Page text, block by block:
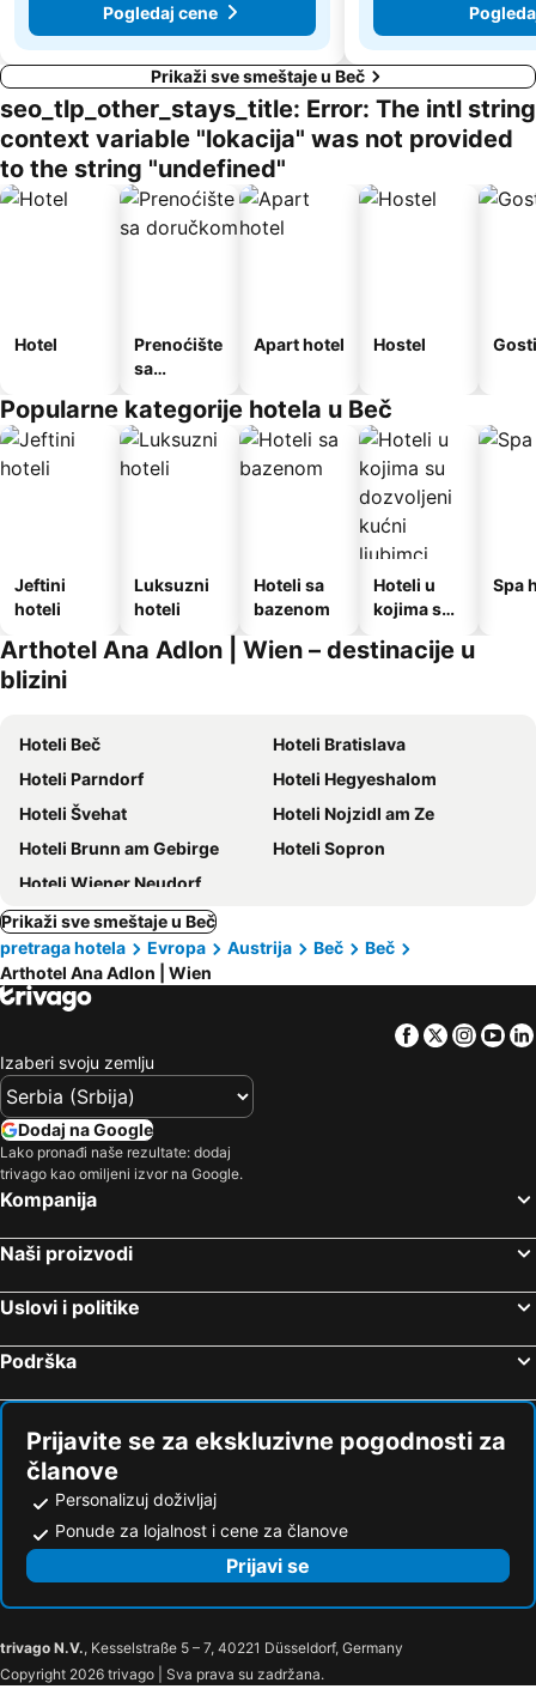
Pogledaj cene
Prikaži sve smeštaje u Beč
seo_tlp_other_stays_title: Error: The intl string
context variable "lokacija" was not provided
to the string "undefined"
Hotel
Prenoćište
sa
Apart hotel Hostel
Popularne kategorije hotela u Beč
Jeftini
hoteli
Luksuzni
hoteli
Hoteli sa
bazenom
Hoteli u
kojima su
kućni
Spa
Arthotel Ana Adlon | Wien – destinacije u
blizini
Hoteli Beč
Hoteli Bratislava
Hoteli Parndorf
Hoteli Hegyeshalom
Hoteli Švehat
Hoteli Nojzidl am Ze
Hoteli Brunn am Gebirge
Hoteli Sopron
Hoteli Wiener Neudorf
Prikaži sve smeštaje u Beč
pretraga hotela
Evropa Austrija Beč
Beč
Arthotel Ana Adlon | Wien
Facebook
Twitter
Izaberi svoju zemlju
Dodaj na Google
Lako pronađi naše rezultate: dodaj
trivago kao omiljeni izvor na Google.
Kompanija
Naši proizvodi
Uslovi i politike
Podrška
Prijavite se za ekskluzivne pogodnosti za
članove
Personalizuj doživljaj
Ponude za lojalnost i cene za članove
Prijavi se
trivago N.V., Kesselstraße 5 – 7, 40221 Düsseldorf, Germany
Copyright 2026 trivago | Sva prava su zadržana.